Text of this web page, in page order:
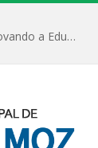
Inteligência Artificial e Tecnologia Assistiva: Inovando a Educação Especial e Inclusiva